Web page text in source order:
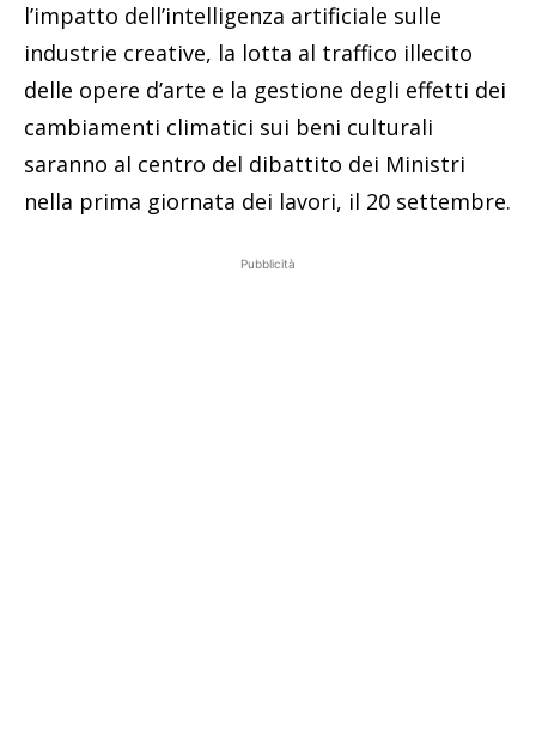
l’impatto dell’intelligenza artificiale sulle
industrie creative, la lotta al traffico illecito
delle opere d’arte e la gestione degli effetti dei
cambiamenti climatici sui beni culturali
saranno al centro del dibattito dei Ministri
nella prima giornata dei lavori, il 20 settembre.
Pubblicità